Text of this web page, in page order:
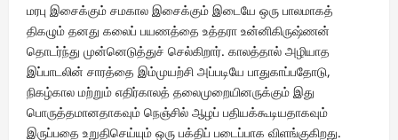
மரபு இசைக்கும் சமகால இசைக்கும் இடையே ஒரு பாலமாகத்
திகழும் தனது கலைப் பயணத்தை உத்தரா உன்னிகிருஷ்ணன்
தொடர்ந்து முன்னெடுத்துச் செல்கிறார். காலத்தால் அழியாத
இப்பாடலின் சாரத்தை இம்முயற்சி அப்படியே பாதுகாப்பதோடு,
நிகழ்கால மற்றும் எதிர்காலத் தலைமுறையினருக்கும் இது
பொருத்தமானதாகவும் நெஞ்சில் ஆழப் பதியக்கூடியதாகவும்
இருப்பதை உறுதிசெய்யும் ஒரு பக்திப் படைப்பாக விளங்குகிறது.